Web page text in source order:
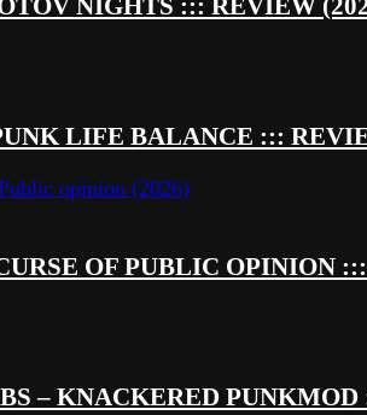
NIGHTS ::: REVIEW
LIFE BALANCE :::
OF PUBLIC OPINION
– KNACKERED